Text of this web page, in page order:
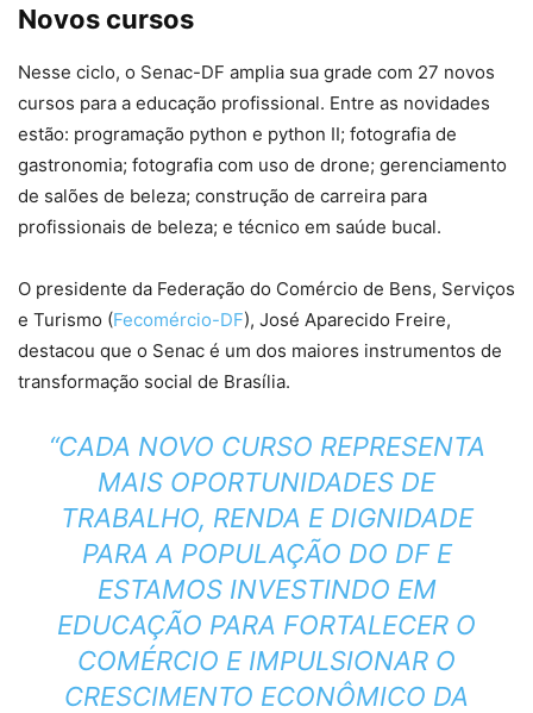
Novos cursos
Nesse ciclo, o Senac-DF amplia sua grade com 27 novos
cursos para a educação profissional. Entre as novidades
estão: programação python e python II; fotografia de
gastronomia; fotografia com uso de drone; gerenciamento
de salões de beleza; construção de carreira para
profissionais de beleza; e técnico em saúde bucal.
O presidente da Federação do Comércio de Bens, Serviços
e Turismo (Fecomércio-DF), José Aparecido Freire,
destacou que o Senac é um dos maiores instrumentos de
transformação social de Brasília.
“CADA NOVO CURSO REPRESENTA
MAIS OPORTUNIDADES DE
TRABALHO, RENDA E DIGNIDADE
PARA A POPULAÇÃO DO DF E
ESTAMOS INVESTINDO EM
EDUCAÇÃO PARA FORTALECER O
COMÉRCIO E IMPULSIONAR O
CRESCIMENTO ECONÔMICO DA